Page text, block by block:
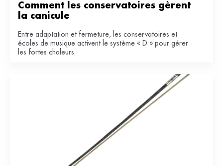
Comment les conservatoires gèrent
la canicule
Entre adaptation et fermeture, les conservatoires et
écoles de musique activent le système « D » pour gérer
les fortes chaleurs.